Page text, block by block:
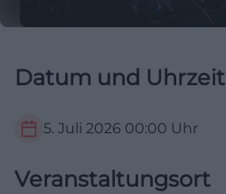
Datum und Uhrzeit
5. Juli 2026 00:00 Uhr
Veranstaltungsort